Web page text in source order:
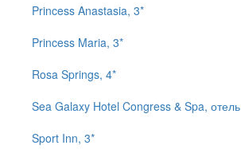
Princess Anastasia, 3*
Princess Maria, 3*
Rosa Springs, 4*
Sea Galaxy Hotel Congress & Spa, отель
Sport Inn, 3*